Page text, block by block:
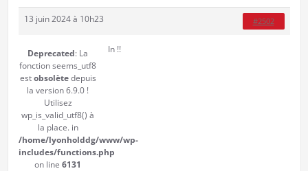
13 juin 2024 à 10h23 #2502
Deprecated: La
fonction seems_utf8
estobsolètedepuis
la version 6.9.0 !
Utilisez
wp_is_valid_utf8() à
la place. in
/home/lyonholddg/www/wp-
includes/functions.php
on line 6131
In !!